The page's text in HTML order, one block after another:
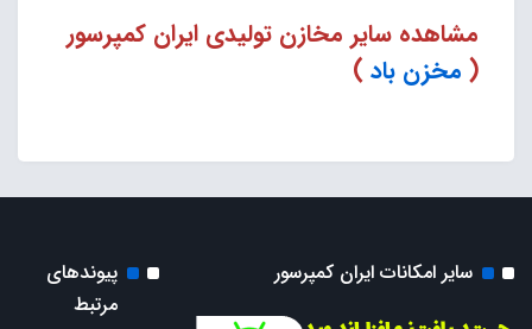
مشاهده سایر مخازن تولیدی ایران کمپرسور
( مخزن باد)
سایر امکانات ایران کمپرسور
پیوندهای
مرتبط